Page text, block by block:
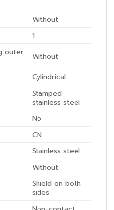
Without
1
outer
Without
Cylindrical
Stamped
stainless steel
No
CN
Stainless steel
Without
Shield on both
sides